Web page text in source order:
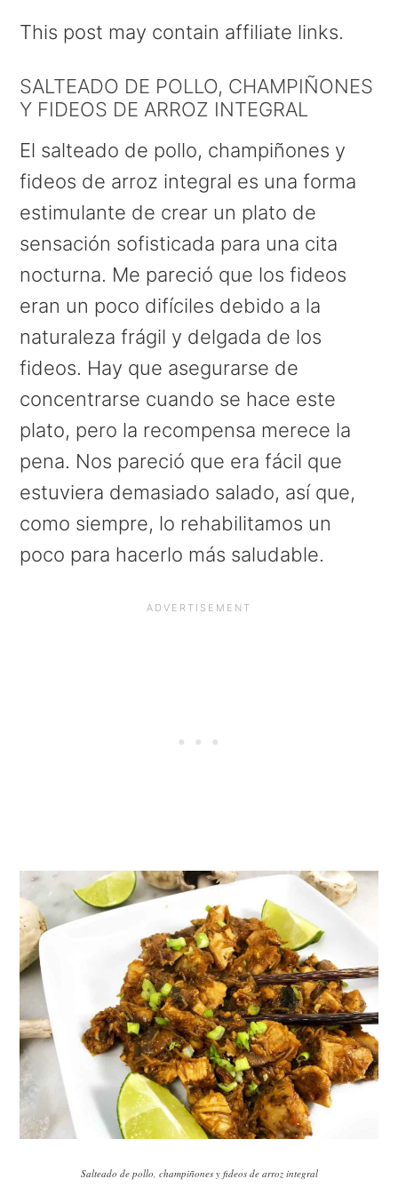
i
m
a
r
y
n
a
v
i
g
a
t
i
o
n
i
n
c
o
n
t
e
n
t
i
m
a
r
y
s
i
d
e
b
a
r
This post may contain affiliate links.
SALTEADO DE POLLO, CHAMPIÑONES
Y FIDEOS DE ARROZ INTEGRAL
El salteado de pollo, champiñones y
fideos de arroz integral es una forma
estimulante de crear un plato de
sensación sofisticada para una cita
nocturna. Me pareció que los fideos
eran un poco difíciles debido a la
naturaleza frágil y delgada de los
fideos. Hay que asegurarse de
concentrarse cuando se hace este
plato, pero la recompensa merece la
pena. Nos pareció que era fácil que
estuviera demasiado salado, así que,
como siempre, lo rehabilitamos un
poco para hacerlo más saludable.
Salteado de pollo, champiñones y fideos de arroz integral